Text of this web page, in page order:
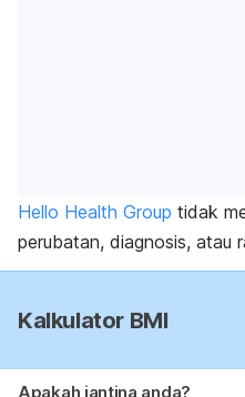
Hello Health Group tidak
perubatan, diagnosis, atau
Kalkulator BMI
Apakah jantina anda?